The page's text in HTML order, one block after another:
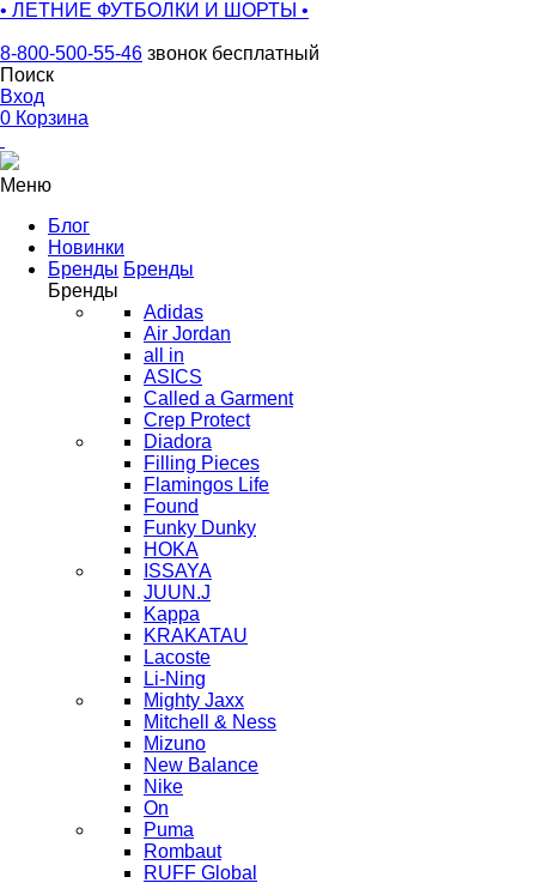
• ЛЕТНИЕ ФУТБОЛКИ И ШОРТЫ •
8-800-500-55-46 звонок бесплатный
Поиск
Вход
0 Корзина
Меню
Блог
Новинки
Бренды Бренды
Бренды
Adidas
Air Jordan
all in
ASICS
Called a Garment
Crep Protect
Diadora
Filling Pieces
Flamingos Life
Found
Funky Dunky
HOKA
ISSAYA
JUUN.J
Kappa
KRAKATAU
Lacoste
Li-Ning
Mighty Jaxx
Mitchell & Ness
Mizuno
New Balance
Nike
On
Puma
Rombaut
RUFF Global